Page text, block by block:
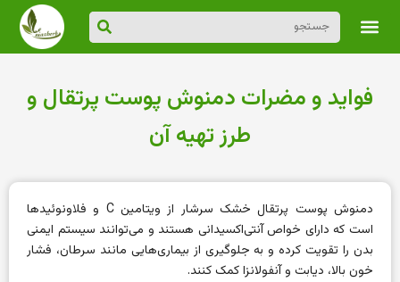
فواید و مضرات دمنوش پوست پرتقال و
طرز تهیه آن
دمنوش پوست پرتقال خشک سرشار از ویتامین C و فلاونوئیدها
است که دارای خواص آنتی‌اکسیدانی هستند و می‌توانند سیستم ایمنی
بدن را تقویت کرده و به جلوگیری از بیماری‌هایی مانند سرطان، فشار
خون بالا، دیابت و آنفولانزا کمک کنند.